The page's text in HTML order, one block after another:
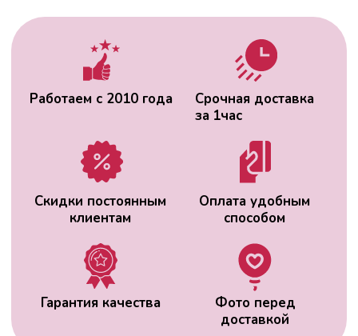
ВАС МОЖЕТ
ЗАИНТЕРЕСОВАТЬ